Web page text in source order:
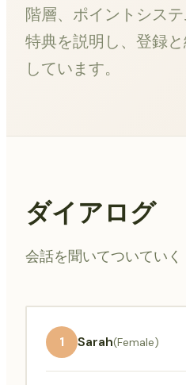
階層、ポイントシス
特典を説明し、登録
しています。
ダイアログ
会話を聞いてついていく
1 Sarah(Female)